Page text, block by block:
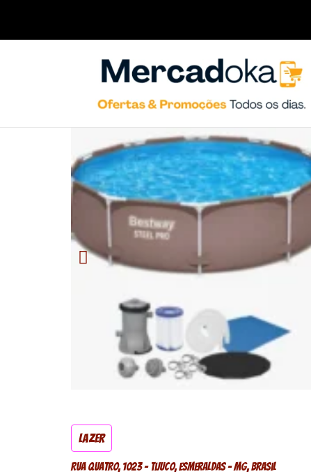
Lazer
Rua quatro, 1023 - Tijuco, Esmeraldas - MG, Brasil